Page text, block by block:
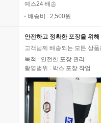
예스24 배송
배송비 : 2,500원
안전하고 정확한 포장을 위
고객님께 배송되는 모든 상
목적 : 안전한 포장 관리
촬영범위 : 박스 포장 작업